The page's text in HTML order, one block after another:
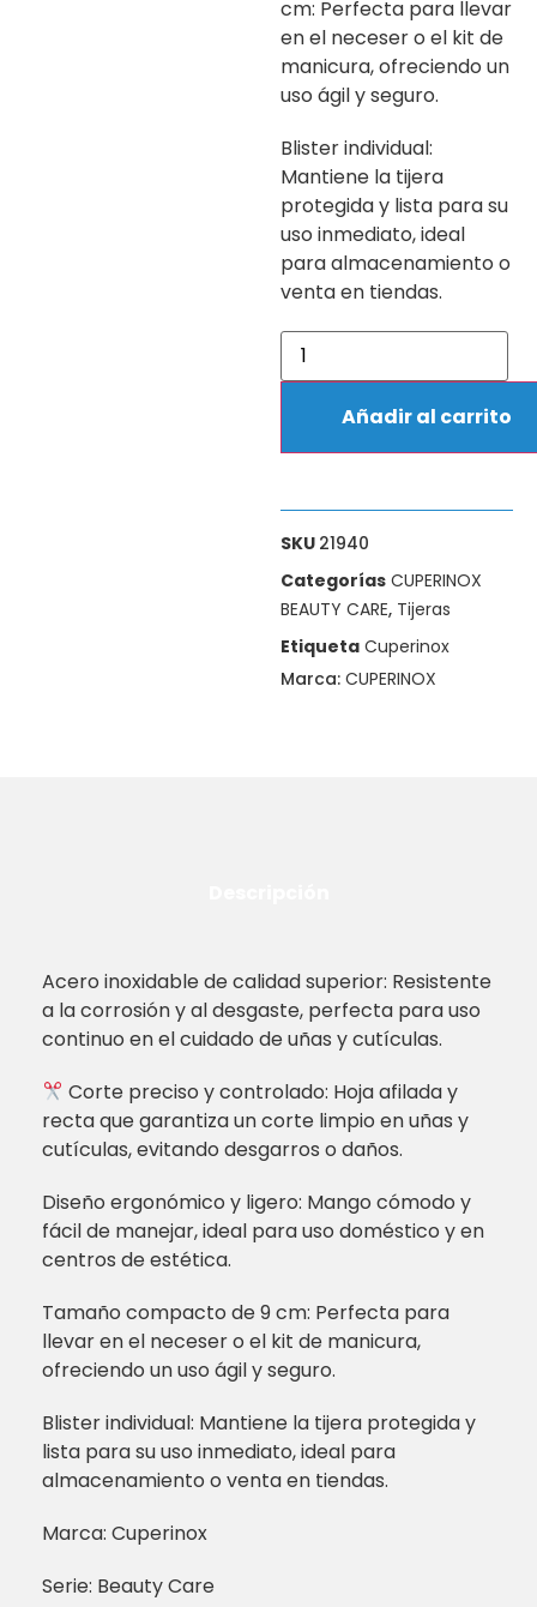
cm: Perfecta para llevar
en el neceser o el kit de
manicura, ofreciendo un
uso ágil y seguro.
Blister individual:
Mantiene la tijera
protegida y lista para su
uso inmediato, ideal
para almacenamiento o
venta en tiendas.
Añadir al carrito
SKU 21940
Categorías CUPERINOX
BEAUTY CARE, Tijeras
Etiqueta Cuperinox
Marca: CUPERINOX
Acero inoxidable de calidad superior: Resistente
a la corrosión y al desgaste, perfecta para uso
continuo en el cuidado de uñas y cutículas.
Corte preciso y controlado: Hoja afilada y
recta que garantiza un corte limpio en uñas y
cutículas, evitando desgarros o daños.
Diseño ergonómico y ligero: Mango cómodo y
fácil de manejar, ideal para uso doméstico y en
centros de estética.
Tamaño compacto de 9 cm: Perfecta para
llevar en el neceser o el kit de manicura,
ofreciendo un uso ágil y seguro.
Blister individual: Mantiene la tijera protegida y
lista para su uso inmediato, ideal para
almacenamiento o venta en tiendas.
Marca: Cuperinox
Serie: Beauty Care